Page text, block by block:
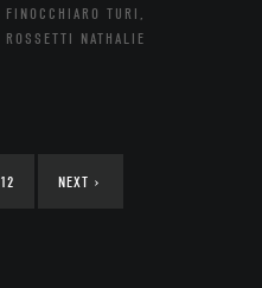
FINOCCHIARO TURI,
ROSSETTI NATHALIE
12 NEXT ›